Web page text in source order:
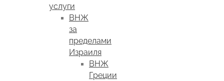
услуги
ВНЖ
за
пределами
Израиля
ВНЖ
Греции